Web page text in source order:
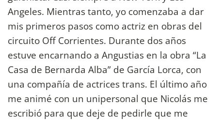
Angeles. Mientras tanto, yo comenzaba a dar
mis primeros pasos como actriz en obras del
circuito Off Corrientes. Durante dos años
estuve encarnando a Angustias en la obra “La
Casa de Bernarda Alba” de García Lorca, con
una compañía de actrices trans. El último año
me animé con un unipersonal que Nicolás me
escribió para que deje de pedirle que me